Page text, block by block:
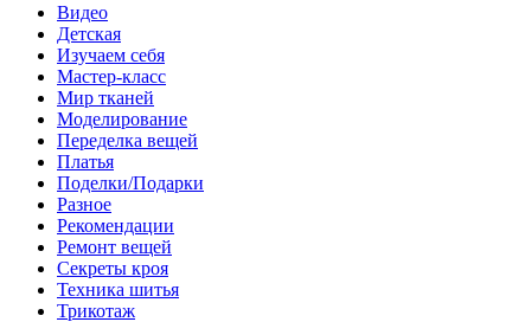
Видео
Детская
Изучаем себя
Мастер-класс
Мир тканей
Моделирование
Переделка вещей
Платья
Поделки/Подарки
Разное
Рекомендации
Ремонт вещей
Секреты кроя
Техника шитья
Трикотаж